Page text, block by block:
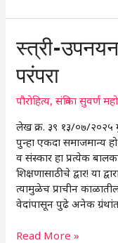
स्त्री-
परंपरा
पौरोहित्य,संत्रिका सुवर्ण
लेख क्र. ३९ १३/०७/२०२५
पुन्हा एकदा समाजमान्य
व संस्कार हा प्रत्येक
शिक्षणासाठीचे द्वार! या
त्यामुळेच प्राचीन काळातील
वेदांपासून पुढे अनेक
स्त्री-
उपनयन
:
संस्कार,
एक
परंपरा
Read More »